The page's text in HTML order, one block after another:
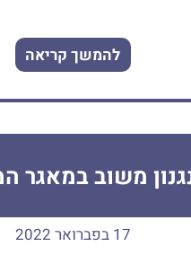
להמשך קריאה
משוב במאגר
17 בפברואר 2022